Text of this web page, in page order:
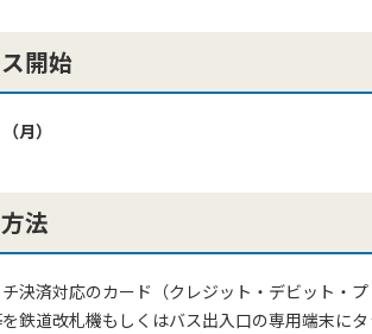
開始
月）
法
決済対応のカード（クレジット・デビット・
鉄道改札機もしくはバス出入口の専用端末に